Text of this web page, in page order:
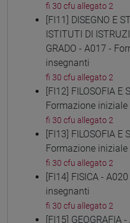
fi 30 cfu allegato 2
[FI11] DISEGNO E
ISTITUTI DI
GRADO - A017 -
insegnanti
fi 30 cfu allegato 2
[FI12] FILOSOFIA E
Formazione
fi 30 cfu allegato 2
[FI13] FILOSOFIA E
Formazione
fi 30 cfu allegato 2
[FI14] FISICA -
insegnanti
fi 30 cfu allegato 2
[FI15] GEOGRAFIA